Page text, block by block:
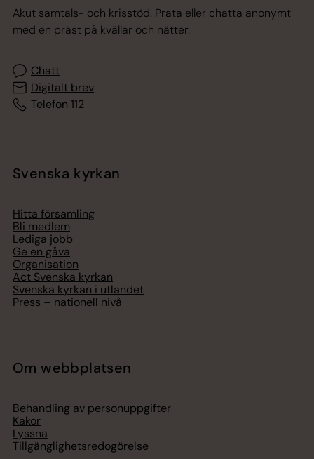
Akut samtals- och krisstöd. Prata eller chatta anonymt
med en präst på kvällar och nätter.
Chatt
Digitalt brev
Telefon 112
Svenska kyrkan
Hitta församling
Bli medlem
Lediga jobb
Ge en gåva
Organisation
Act Svenska kyrkan
Svenska kyrkan i utlandet
Press – nationell nivå
Om webbplatsen
Behandling av personuppgifter
Kakor
Lyssna
Tillgänglighetsredogörelse